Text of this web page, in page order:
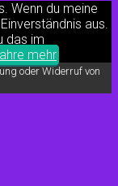
Wenn du meine
aus.
das im
mehr
oder Widerruf von